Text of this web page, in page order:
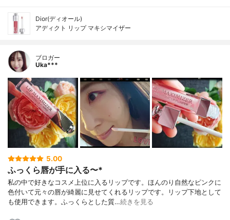
Dior(ディオール)
アディクト リップ マキシマイザー
ブロガー
Uka***
5.00
ふっくら唇が手に入る〜*
私の中で好きなコスメ上位に入るリップです。ほんのり自然なピンクに
色付いて元々の唇が綺麗に見せてくれるリップです。リップ下地として
も使用できます。ふっくらとした質…続きを見る